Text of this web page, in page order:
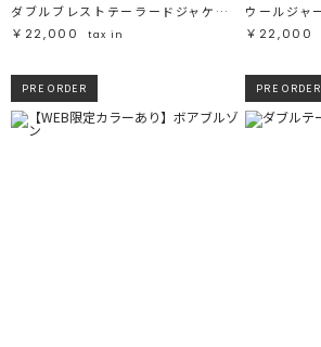
ダブルブレストテーラードジャケット
￥22,000
tax in
￥22,000
PRE ORDER PRE ORDER